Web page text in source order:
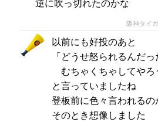
逆に吹っ切れたのかな
阪神タイ
以前にも好投のあと
「どうせ怒られるんだっ
むちゃくちゃしてやろ
と言っていましたね
登板前に色々言われるの
そのとき想像しました